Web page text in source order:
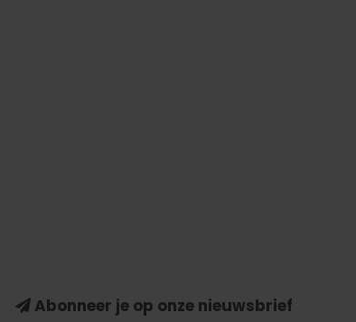
Abonneer je op onze nieuwsbrief